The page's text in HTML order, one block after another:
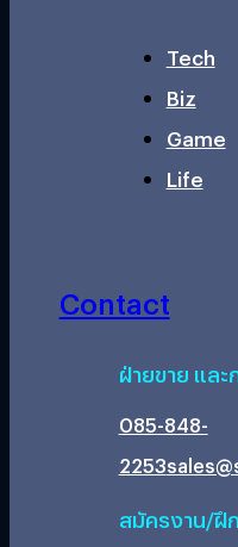
Tech
Biz
Game
Life
Contact
ฝ่ายขาย และ
085-848-
2253
สมัครงาน/ฝึ